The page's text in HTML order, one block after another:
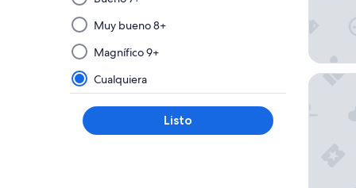
seleccionar
y
aplicar
un
filtro
de
este
grupo,
Muy bueno 8+
Magnífico 9+
Cualquiera
Listo
Savoy